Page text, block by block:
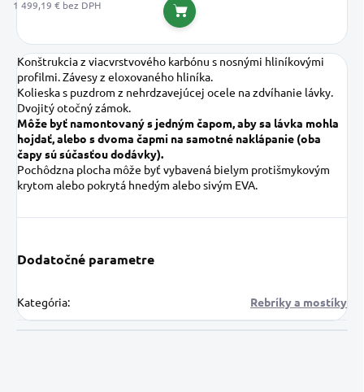
1 499,19 € bez DPH
Do košíka
Konštrukcia z viacvrstvového karbónu s nosnými hliníkovými
profilmi. Závesy z eloxovaného hliníka.
Kolieska s puzdrom z nehrdzavejúcej ocele na zdvíhanie lávky.
Dvojitý otočný zámok.
Môže byť namontovaný s jedným čapom, aby sa lávka mohla
hojdať, alebo s dvoma čapmi na samotné naklápanie (oba
čapy sú súčasťou dodávky).
Pochôdzna plocha môže byť vybavená bielym protišmykovým
krytom alebo pokrytá hnedým alebo sivým EVA.
Dodatočné parametre
Kategória: Rebríky a mostíky